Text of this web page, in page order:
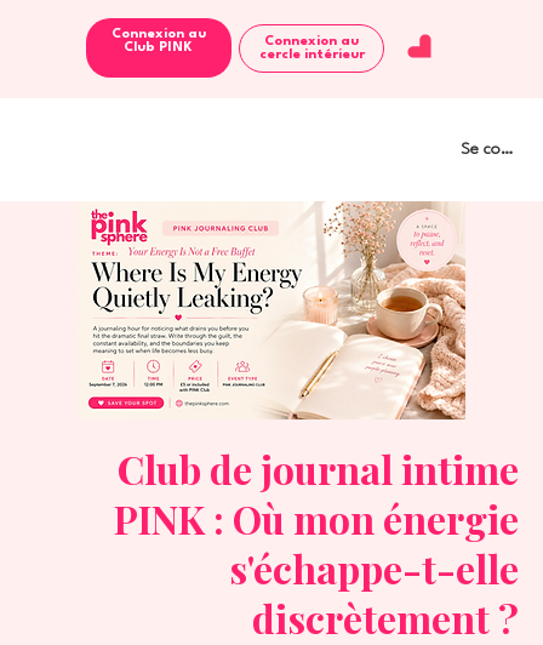
Se
Connexion au
Club PINK
Connexion au
cercle intérieur
Club de journal intime
PINK : Où mon énergie
s'échappe-t-elle
discrètement ?